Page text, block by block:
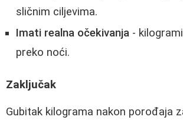
sličnim ciljevima.
Imati realna očekivanja -
preko noći.
Zaključak
Gubitak kilograma nakon porođaja